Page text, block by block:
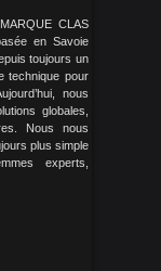
CLAS
en Savoie
toujours un
technique pour
nous
globales,
Nous nous
plus simple
experts,